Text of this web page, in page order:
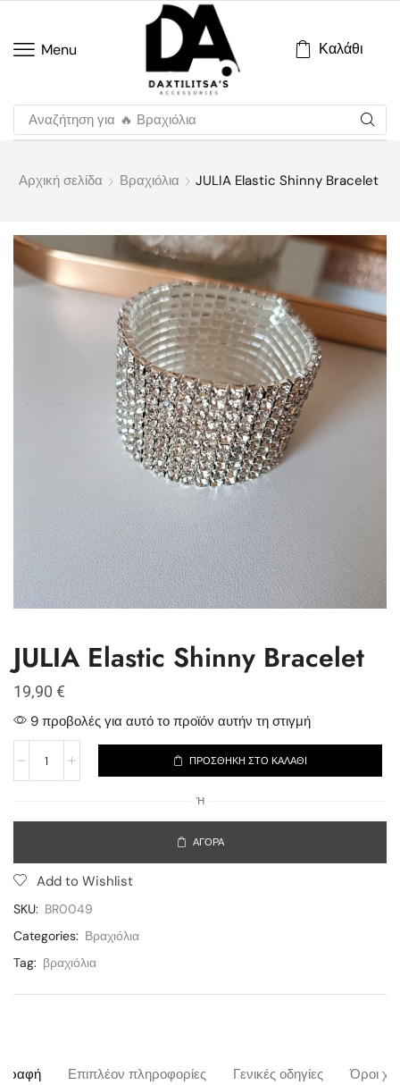
Menu Καλάθι
Αναζήτηση για 🔥 Βραχιόλια
Αρχική σελίδα Βραχιόλια JULIA Elastic Shinny Bracelet
JULIA Elastic Shinny Bracelet
19,90 €
9 προβολές για αυτό το προϊόν αυτήν τη στιγμή
ΠΡΟΣΘΉΚΗ ΣΤΟ ΚΑΛΆΘΙ
Ή
ΑΓΟΡΆ
Add to Wishlist
SKU: BR0049
Categories: Βραχιόλια
Tag: βραχιόλια
Επιπλέον πληροφορίες Γενικές οδηγίες Όροι